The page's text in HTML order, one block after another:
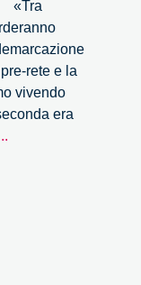
«Tra
rete e la
vivendo
era